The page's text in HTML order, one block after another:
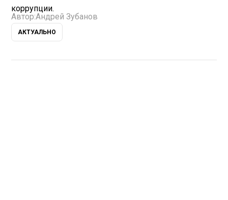
коррупции.
Автор:Андрей Зубанов
АКТУАЛЬНО